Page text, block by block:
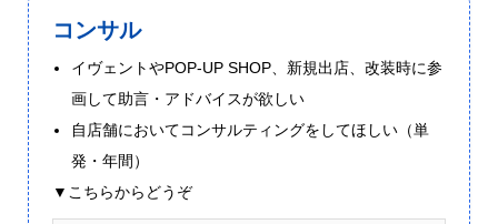
コンサル
イヴェントやPOP-UP SHOP、新規出店、改装時に参
画して助言・アドバイスが欲しい
自店舗においてコンサルティングをしてほしい（単
発・年間）
▼こちらからどうぞ